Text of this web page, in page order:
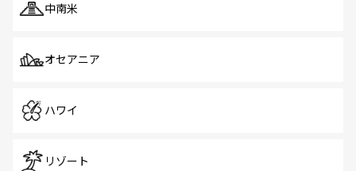
中南米
オセアニア
ハワイ
リゾート